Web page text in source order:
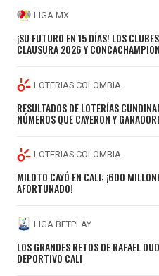
LIGA MX
¡SU FUTURO EN 15 DÍAS! LOS
CLAUSURA 2026 Y
LOTERIAS COLOMBIA
RESULTADOS DE LOTERÍAS
NÚMEROS QUE CAYERON Y
LOTERIAS COLOMBIA
MILOTO CAYÓ EN CALI: ¡600
AFORTUNADO!
LIGA BETPLAY
LOS GRANDES RETOS DE RAFAEL
DEPORTIVO CALI